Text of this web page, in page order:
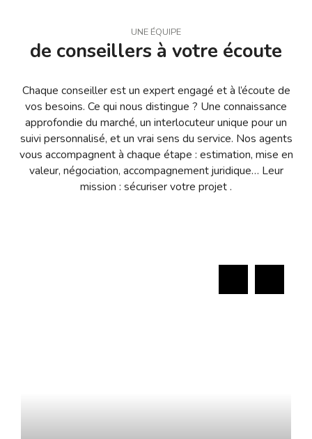
UNE ÉQUIPE
de conseillers à votre écoute
Chaque conseiller est un expert engagé et à l’écoute de
vos besoins. Ce qui nous distingue ? Une connaissance
approfondie du marché, un interlocuteur unique pour un
suivi personnalisé, et un vrai sens du service. Nos agents
vous accompagnent à chaque étape : estimation, mise en
valeur, négociation, accompagnement juridique… Leur
mission : sécuriser votre projet .